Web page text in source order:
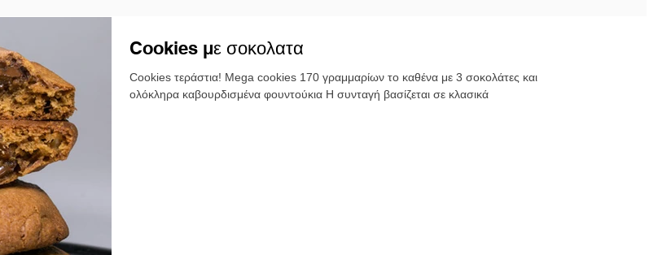
Μπισκότα Λιβανέζικες Συνταγές
για Μπάρες Δημητριακών
Χριστουγεννιάτικες Συνταγές
Cookies με σοκολατα
Cookies τεράστια! Mega cookies 170 γραμμαρίων το καθένα με 3 σοκολάτες και
ολόκληρα καβουρδισμένα φουντούκια Η συνταγή βασίζεται σε κλασικά